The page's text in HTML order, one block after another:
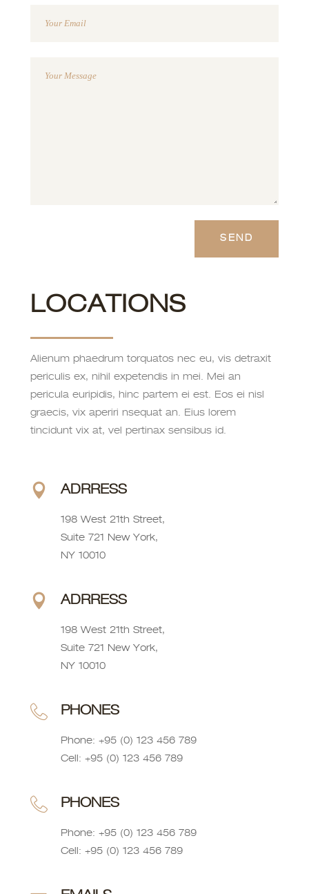
LOCATIONS
Alienum phaedrum torquatos nec eu, vis detraxit
periculis ex, nihil expetendis in mei. Mei an
pericula euripidis, hinc partem ei est. Eos ei nisl
graecis, vix aperiri nsequat an. Eius lorem
tincidunt vix at, vel pertinax sensibus id.
ADRRESS
198 West 21th Street,
Suite 721 New York,
NY 10010
ADRRESS
198 West 21th Street,
Suite 721 New York,
NY 10010
PHONES
Phone: +95 (0) 123 456 789
Cell: +95 (0) 123 456 789
PHONES
Phone: +95 (0) 123 456 789
Cell: +95 (0) 123 456 789